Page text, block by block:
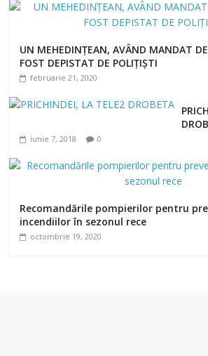
UN MEHEDINŢEAN, AVÂND MANDAT
FOST DEPISTAT DE POLIŢIŞTI
februarie 21, 2020
iunie 7, 2018 0
Recomandările pompierilor pentru
incendiilor în sezonul rece
octombrie 19, 2020